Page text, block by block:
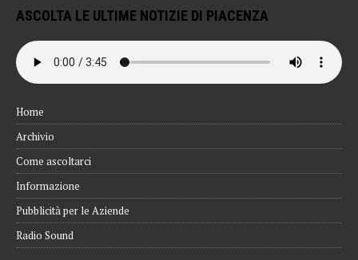
ASCOLTA LE ULTIME NOTIZIE DI PIACENZA
Home
Archivio
Come ascoltarci
Informazione
Pubblicità per le Aziende
Radio Sound